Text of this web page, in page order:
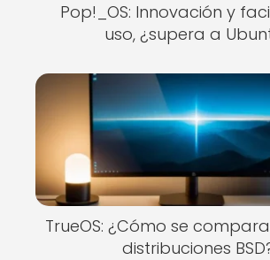
Pop!_OS: Innovación y
uso, ¿supera a
TrueOS: ¿Cómo se
distribuciones